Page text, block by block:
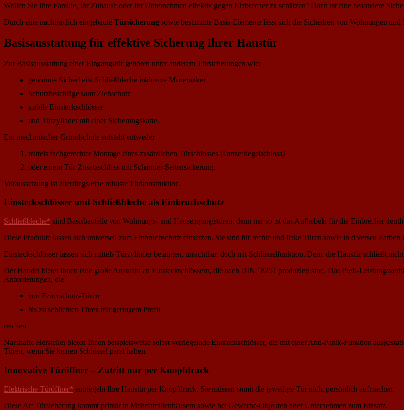
Wollen Sie Ihre Familie, Ihr Zuhause oder Ihr Unternehmen effektiv gegen Einbrecher zu schützen? Dann ist eine besondere
Durch eine nachträglich eingebaute Türsicherung sowie bestimmte Basis-Elemente lässt sich die Sicherheit von Wohnungen
Basisausstattung für effektive Sicherung Ihrer Haustür
Zur Basisausstattung einer Eingangstür gehören unter anderem Türsicherungen wie:
genormte Sicherheits-Schließbleche inklusive Maueranker
Schutzbeschläge samt Ziehschutz
stabile Einsteckschlösser
und Türzylinder mit einer Sicherungskarte.
Ein mechanischer Grundschutz entsteht entweder
mittels fachgerechter Montage eines zusätzlichen Türschlosses (Panzerriegelschloss)
oder einem Tür-Zusatzschloss mit Scharnier-Seitensicherung.
Voraussetzung ist allerdings eine robuste Türkonstruktion.
Einsteckschlösser und Schließbleche als Einbruchschutz
Schließbleche* sind Basisbauteile von Wohnungs- und Hauseingangstüren, denn nur so ist das Aufhebeln für die Einbrecher
Diese Produkte lassen sich universell zum Einbruchschutz einsetzen. Sie sind für rechte und linke Türen sowie in diversen Farben
Einsteckschlösser lassen sich mittels Türzylinder betätigen, unsichtbar, doch mit Schlüsselfunktion. Denn die Haustür schließt nicht
Der Handel bietet Ihnen eine große Auswahl an Einsteckschlössern, die nach DIN 18251 produziert sind. Das Preis-
Anforderungen, die
von Feuerschutz-Türen
bis zu schlichten Türen mit geringem Profil
reichen.
Namhafte Hersteller bieten Ihnen beispielsweise selbst verriegelnde Einsteckschlösser, die mit einer Anti-Panik-Funktion
Türen, wenn Sie keinen Schlüssel parat haben.
Innovative Türöffner – Zutritt nur per Knopfdruck
Elektrische Türöffner* entriegeln Ihre Haustür per Knopfdruck. Sie müssen somit die jeweilige Tür nicht persönlich aufmachen.
Diese Art Türsicherung kommt primär in Mehrfamilienhäusern sowie bei Gewerbe-Objekten oder Unternehmen zum Einsatz.